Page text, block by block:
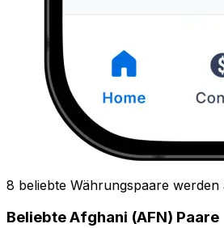
8 beliebte Währungspaare werden
Beliebte Afghani (AFN) Paare